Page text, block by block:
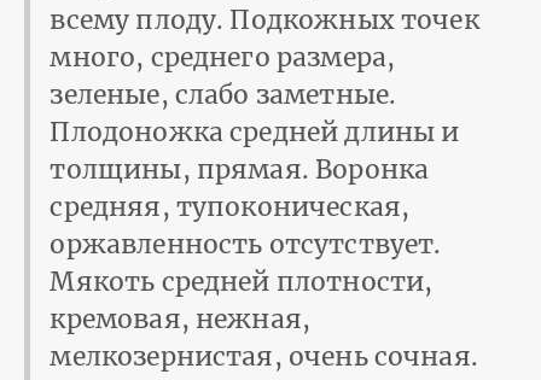
всему плоду. Подкожных точек
много, среднего размера,
зеленые, слабо заметные.
Плодоножка средней длины и
толщины, прямая. Воронка
средняя, тупоконическая,
оржавленность отсутствует.
Мякоть средней плотности,
кремовая, нежная,
мелкозернистая, очень сочная.